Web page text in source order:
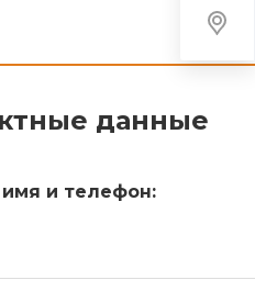
данные
и телефон: